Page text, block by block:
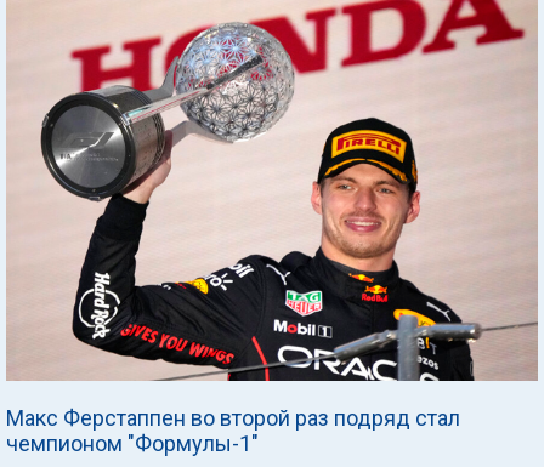
Макс Ферстаппен во второй раз подряд стал
чемпионом "Формулы-1"